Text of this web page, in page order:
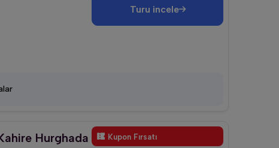
Turu incele
Hurghada
Kupon Fırsatı